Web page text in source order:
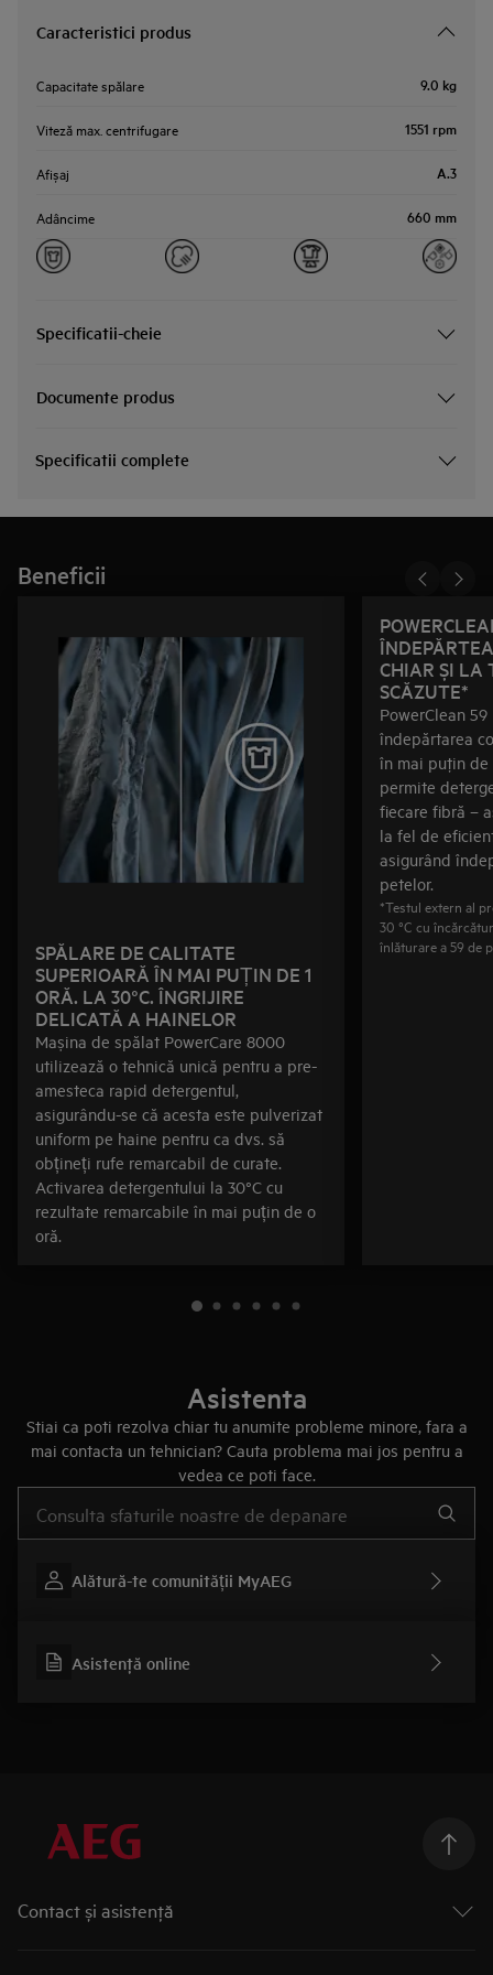
Caracteristici produs
Capacitate spălare 9.0 kg
Viteză max. centrifugare 1551 rpm
Afișaj A.3
Adâncime 660 mm
Specificatii-cheie
Documente produs
Specificatii complete
Beneficii
SPĂLARE DE CALITATE
SUPERIOARĂ ÎN MAI PUȚIN DE 1
ORĂ. LA 30°C. ÎNGRIJIRE
DELICATĂ A HAINELOR
Mașina de spălat PowerCare 8000
utilizează o tehnică unică pentru a pre-
amesteca rapid detergentul,
asigurându-se că acesta este pulverizat
uniform pe haine pentru ca dvs. să
obțineți rufe remarcabil de curate.
Activarea detergentului la 30°C cu
rezultate remarcabile în mai puțin de o
oră.
CHIAR ȘI LA
SCĂZUTE*
PowerClean
îndepărtarea
în mai puţin de
permite
fiecare fibră –
la fel de
asigurând
petelor.
*Testul extern al
30 °C cu
înlăturare a 59 de
Asistenta
Stiai ca poti rezolva chiar tu anumite probleme minore, fara a
mai contacta un tehnician? Cauta problema mai jos pentru a
vedea ce poti face.
Alătură-te comunității MyAEG
Asistenţă online
Contact și asistenţă